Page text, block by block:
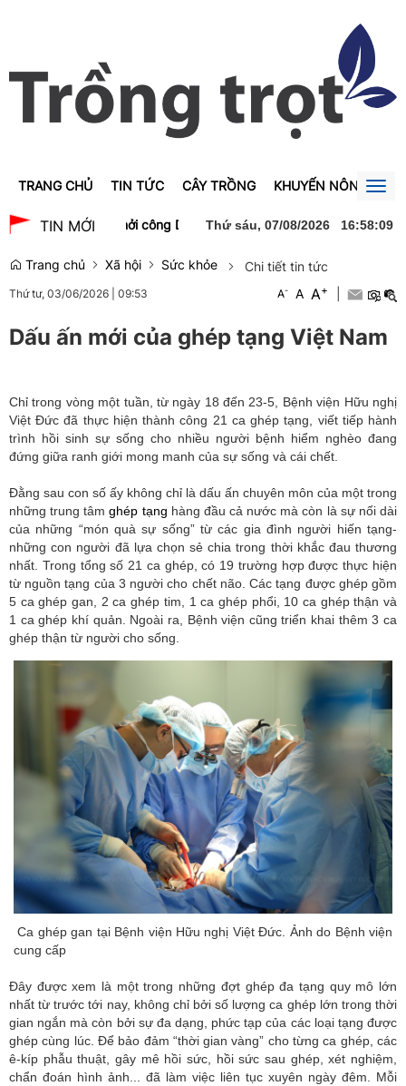
TRANG CHỦ TIN TỨC CÂY TRỒNG KHUYẾN NÔNG
TIN MỚI
Trà dự lễ khởi công Dự án xây dựng Trường Trung học phổ
Thứ sáu, 07/08/2026 16:58:10
Trang chủ Xã hội Sức khỏe Chi tiết tin tức
Thứ tư, 03/06/2026 09:53 A- A A+
Dấu ấn mới của ghép tạng Việt Nam
Chỉ trong vòng một tuần, từ ngày 18 đến 23-5, Bệnh viện Hữu nghị
Việt Đức đã thực hiện thành công 21 ca ghép tạng, viết tiếp hành
trình hồi sinh sự sống cho nhiều người bệnh hiểm nghèo đang
đứng giữa ranh giới mong manh của sự sống và cái chết.
Đằng sau con số ấy không chỉ là dấu ấn chuyên môn của một trong
những trung tâmghép tạng hàng đầu cả nước mà còn là sự nối dài
của những “món quà sự sống” từ các gia đình người hiến tạng-
những con người đã lựa chọn sẻ chia trong thời khắc đau thương
nhất. Trong tổng số 21 ca ghép, có 19 trường hợp được thực hiện
từ nguồn tạng của 3 người cho chết não. Các tạng được ghép gồm
5 ca ghép gan, 2 ca ghép tim, 1 ca ghép phổi, 10 ca ghép thận và
1 ca ghép khí quản. Ngoài ra, Bệnh viện cũng triển khai thêm 3 ca
ghép thận từ người cho sống.
Ca ghép gan tại Bệnh viện Hữu nghị Việt Đức. Ảnh do Bệnh viện
cung cấp
Đây được xem là một trong những đợt ghép đa tạng quy mô lớn
nhất từ trước tới nay, không chỉ bởi số lượng ca ghép lớn trong thời
gian ngắn mà còn bởi sự đa dạng, phức tạp của các loại tạng được
ghép cùng lúc. Để bảo đảm “thời gian vàng” cho từng ca ghép, các
ê-kíp phẫu thuật, gây mê hồi sức, hồi sức sau ghép, xét nghiệm,
chẩn đoán hình ảnh... đã làm việc liên tục xuyên ngày đêm. Mỗi